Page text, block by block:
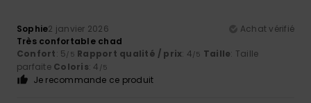
Sophie2 janvier 2026
Achat vérifié
Très confortable chad
Confort: 5/5 Rapport qualité / prix: 4/5 Taille: Taille
parfaite Coloris: 4 /5
Je recommande ce produit